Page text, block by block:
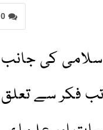
0
کی جانب
فکر سے تعلق